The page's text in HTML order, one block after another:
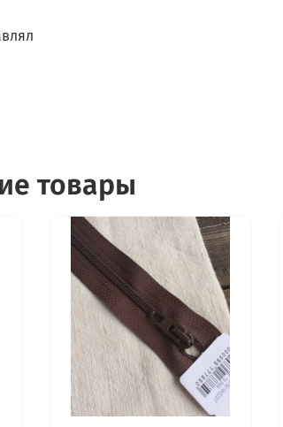
товары